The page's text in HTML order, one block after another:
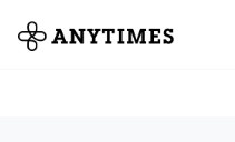
全て